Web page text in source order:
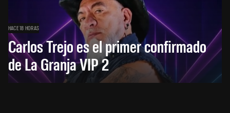
HACE 18 HORAS
Carlos Trejo es el primer confirmado
de La Granja VIP 2